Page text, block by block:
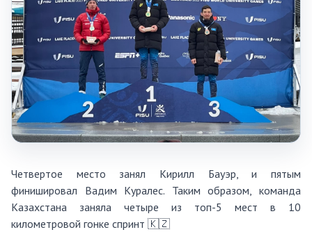
Четвертое место занял Кирилл Бауэр, и пятым
финишировал Вадим Куралес. Таким образом, команда
Казахстана заняла четыре из топ-5 мест в 10
километровой гонке спринт 🇰🇿